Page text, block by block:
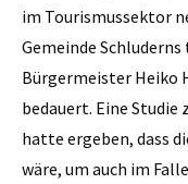
im Tourismussektor
Gemeinde
Bürgermeister Heiko
bedauert. Eine Studie
hatte ergeben, dass
wäre, um auch im